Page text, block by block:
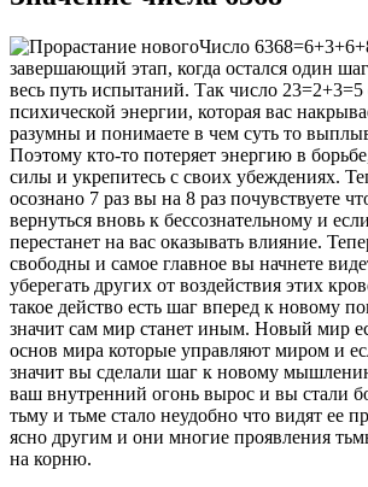
Число
завершающий этап, когда остался один
весь путь испытаний. Так число 23=2+3=5
психической энергии, которая вас
разумны и понимаете в чем суть то
Поэтому кто-то потеряет энергию в
силы и укрепитесь с своих убеждениях.
осознано 7 раз вы на 8 раз почувствуете
вернуться вновь к бессознательному и
перестанет на вас оказывать влияние.
свободны и самое главное вы начнете
уберегать других от воздействия этих
такое действо есть шаг вперед к новому
значит сам мир станет иным. Новый мир
основ мира которые управляют миром и
значит вы сделали шаг к новому
ваш внутренний огонь вырос и вы стали
тьму и тьме стало неудобно что видят ее
ясно другим и они многие проявления
на корню.